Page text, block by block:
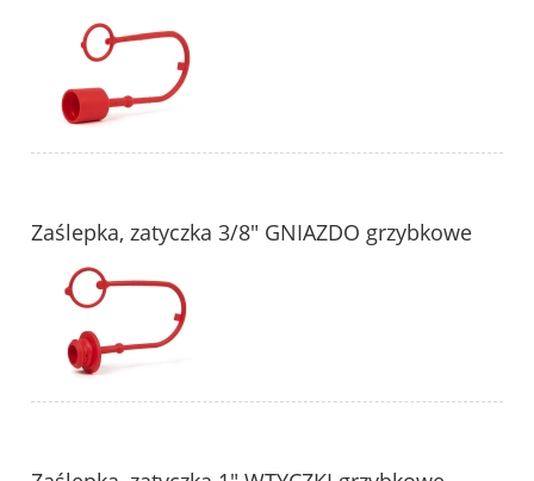
Zaślepka, zatyczka 3/8" GNIAZDO grzybkowe